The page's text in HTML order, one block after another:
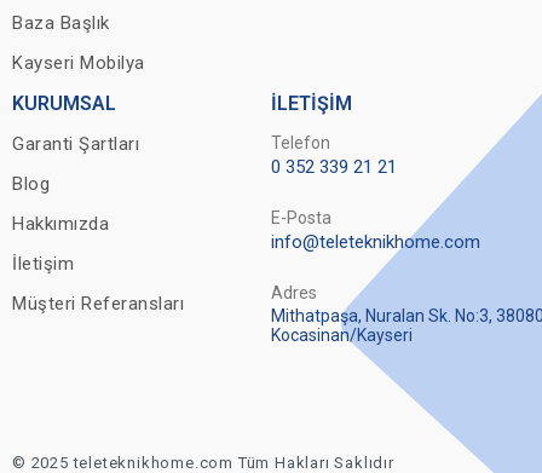
Baza Başlık
Kayseri Mobilya
KURUMSAL
Garanti Şartları
Blog
Hakkımızda
İletişim
Müşteri Referansları
İLETİŞİM
Telefon
0 352 339 21 21
E-Posta
info@teleteknikhome.com
Adres
Mithatpaşa, Nuralan Sk. No:3,
Kocasinan/Kayseri
© 2025 teleteknikhome.com Tüm Hakları Saklıdır